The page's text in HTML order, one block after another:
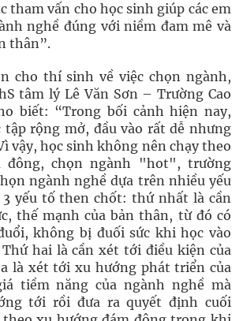
tham vấn cho học sinh giúp các em
nghề đúng với niềm đam mê và
thân”.
cho thí sinh về việc chọn ngành,
tâm lý Lê Văn Sơn – Trường Cao
biết: “Trong bối cảnh hiện nay,
rộng mở, đầu vào rất dễ nhưng
vậy, học sinh không nên chạy theo
đông, chọn ngành "hot", trường
ngành nghề dựa trên nhiều yếu
yếu tố then chốt: thứ nhất là cần
thế mạnh của bản thân, từ đó có
không bị đuối sức khi học vào
hai là cần xét tới điều kiện của
là xét tới xu hướng phát triển của
tiềm năng của ngành nghề mà
tới rồi đưa ra quyết định cuối